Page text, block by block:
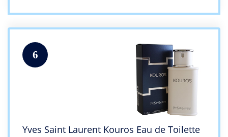
6
Yves Saint Laurent Kouros Eau de Toilette